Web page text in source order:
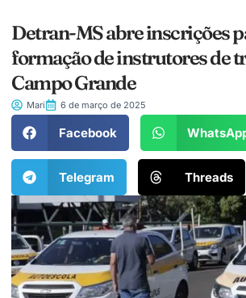
Detran-MS abre inscrições
formação de instrutores de
Campo Grande
Mari 6 de março de 2025
Facebook
Telegram Threads